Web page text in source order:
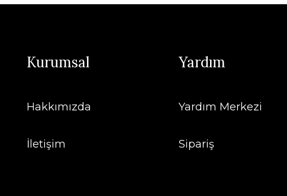
Kurumsal
Hakkımızda
İletişim
Yardım
Yardım Merkezi
Sipariş